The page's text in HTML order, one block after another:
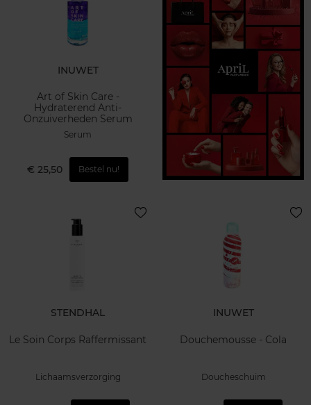
INUWET
Art of Skin Care -
Hydraterend Anti-
Onzuiverheden Serum
Serum
€ 25,50 Bestel nu!
STENDHAL
Le Soin Corps Raffermissant
Lichaamsverzorging
INUWET
Douchemousse - Cola
Doucheschuim